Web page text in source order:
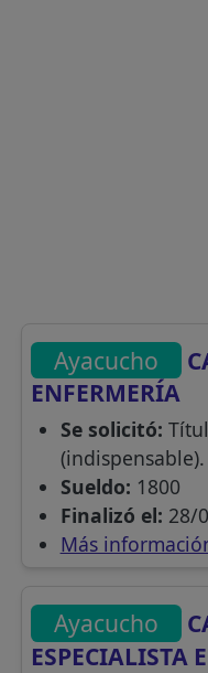
Ayacucho
ENFERMERÍA
Se solicitó:
(indispensable).
Sueldo: 1800
Finalizó el: 28/
Más
Ayacucho
ESPECIALISTA